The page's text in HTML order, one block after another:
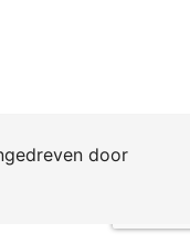
door